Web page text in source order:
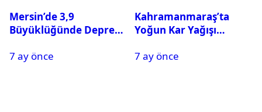
Mersin’de 3,9
Büyüklüğünde Deprem
7 ay önce
Kahramanmaraş’ta
Yoğun Kar Yağışı
Tatil
7 ay önce